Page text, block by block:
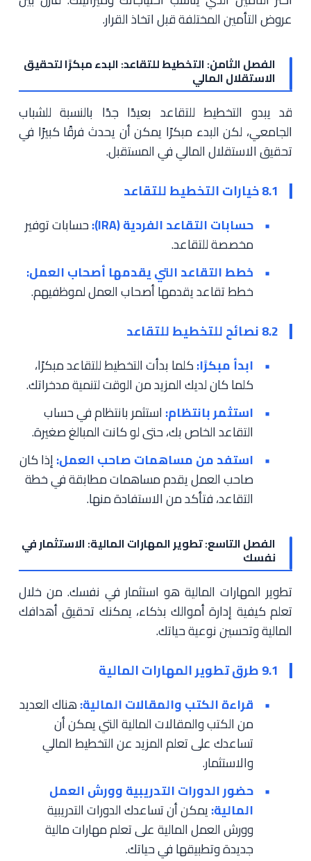
عروض التأمين المختلفة قبل اتخاذ القرار.
الفصل الثامن: التخطيط للتقاعد: البدء مبكرًا لتحقيق
الاستقلال المالي
قد يبدو التخطيط للتقاعد بعيدًا جدًا بالنسبة للشباب
الجامعي، لكن البدء مبكرًا يمكن أن يحدث فرقًا كبيرًا في
تحقيق الاستقلال المالي في المستقبل.
8.1 خيارات التخطيط للتقاعد
حسابات التقاعد الفردية (IRA):
حسابات توفير
مخصصة للتقاعد.
خطط التقاعد التي يقدمها أصحاب العمل:
خطط تقاعد يقدمها أصحاب العمل لموظفيهم.
8.2 نصائح للتخطيط للتقاعد
ابدأ مبكرًا:كلما بدأت التخطيط للتقاعد مبكرًا،
كلما كان لديك المزيد من الوقت لتنمية مدخراتك.
استثمر بانتظام: استثمر بانتظام في حساب
التقاعد الخاص بك، حتى لو كانت المبالغ صغيرة.
استفد من مساهمات صاحب العمل:إذا كان
صاحب العمل يقدم مساهمات مطابقة في خطة
التقاعد، فتأكد من الاستفادة منها.
الفصل التاسع: تطوير المهارات المالية: الاستثمار في
نفسك
تطوير المهارات المالية هو استثمار في نفسك. من خلال
تعلم كيفية إدارة أموالك بذكاء، يمكنك تحقيق أهدافك
المالية وتحسين نوعية حياتك.
9.1 طرق تطوير المهارات المالية
قراءة الكتب والمقالات المالية:هناك العديد
من الكتب والمقالات المالية التي يمكن أن
تساعدك على تعلم المزيد عن التخطيط المالي
والاستثمار.
حضور الدورات التدريبية وورش العمل
المالية:يمكن أن تساعدك الدورات التدريبية
وورش العمل المالية على تعلم مهارات مالية
جديدة وتطبيقها في حياتك.